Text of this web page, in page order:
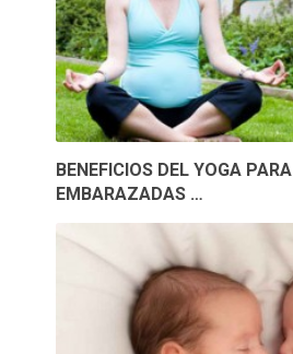
BENEFICIOS DEL YOGA PARA
EMBARAZADAS …